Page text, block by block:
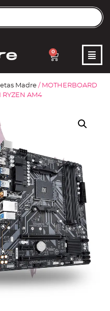
0
Madre / MOTHERBOARD
RYZEN AM4